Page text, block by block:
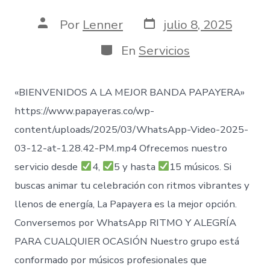
AutorPor Lenner Fecha
de
publicación
julio 8, 2025
Categorías
En Servicios
«BIENVENIDOS A LA MEJOR BANDA PAPAYERA»
https://www.papayeras.co/wp-
content/uploads/2025/03/WhatsApp-Video-2025-
03-12-at-1.28.42-PM.mp4 Ofrecemos nuestro
servicio desde
4, 5 y hasta
15 músicos. Si
buscas animar tu celebración con ritmos vibrantes y
llenos de energía, La Papayera es la mejor opción.
Conversemos por WhatsApp RITMO Y ALEGRÍA
PARA CUALQUIER OCASIÓN Nuestro grupo está
conformado por músicos profesionales que